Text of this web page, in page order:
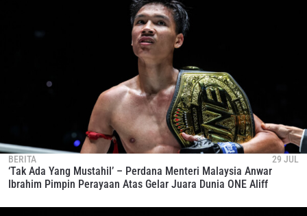
BERITA 29 JUL
‘Tak Ada Yang Mustahil’ – Perdana Menteri Malaysia Anwar
Ibrahim Pimpin Perayaan Atas Gelar Juara Dunia ONE Aliff